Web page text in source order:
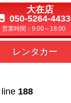
大在店
050-5264-4433
営業時間：9:00～18:00
レンタカー
188